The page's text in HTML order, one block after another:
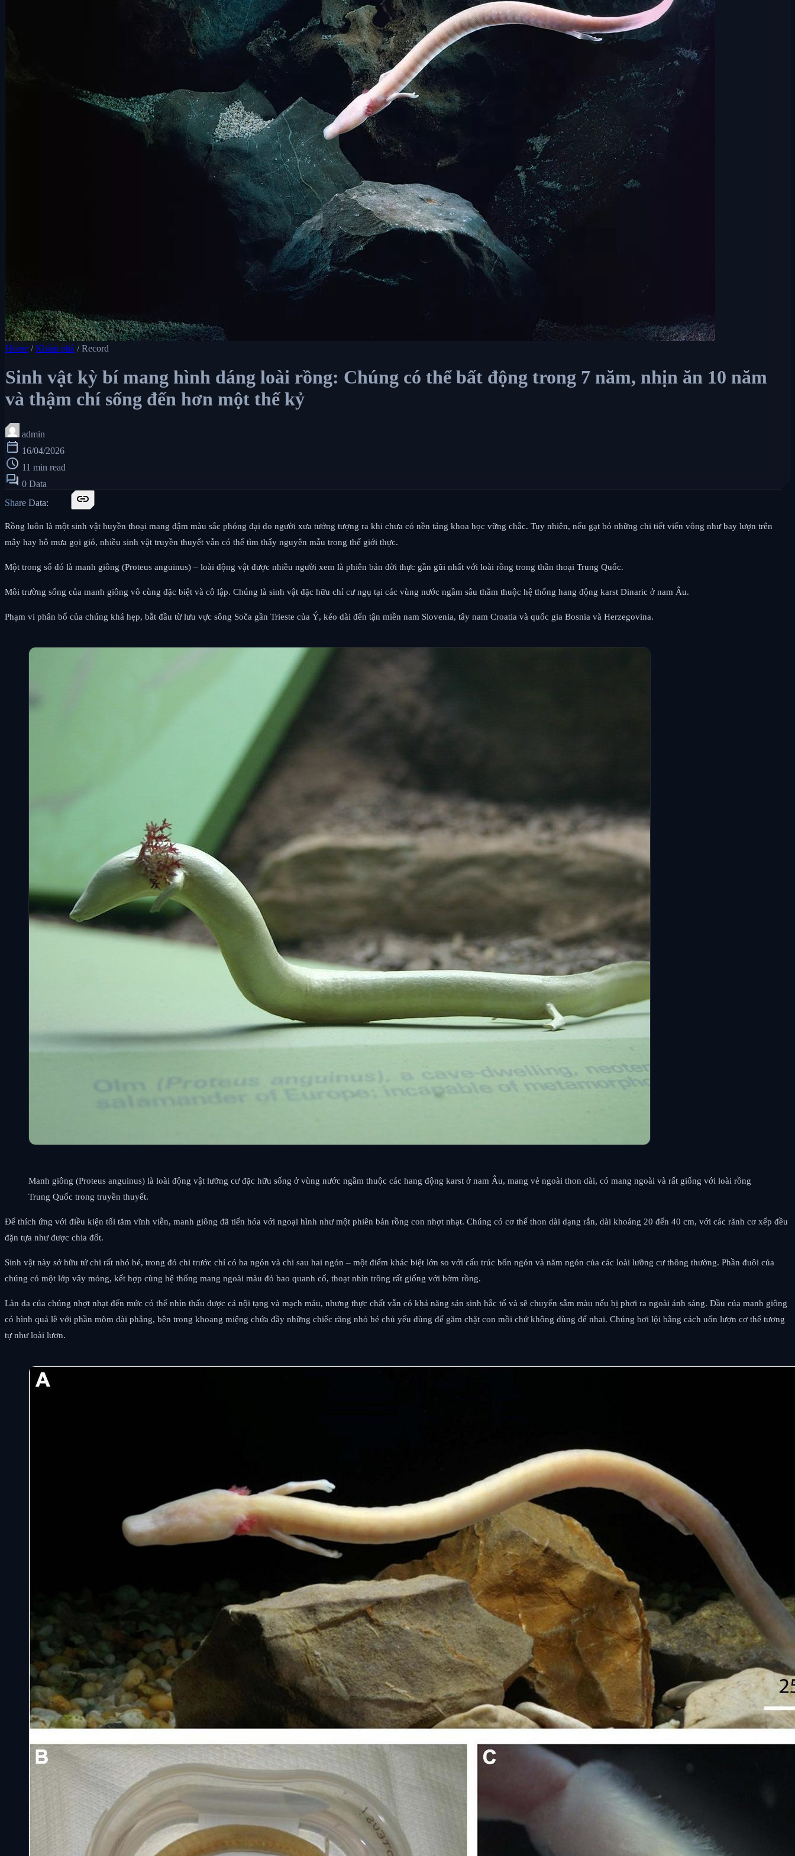
Home / Khám phá / Record
Sinh vật kỳ bí mang hình dáng loài rồng: Chúng có thể bất động trong 7 năm, nhịn ăn 10 năm
và thậm chí sống đến hơn một thế kỷ
admin
calendar_today 16/04/2026
schedule 11 min read
forum 0 Data
Share Data:
link
Rồng luôn là một sinh vật huyền thoại mang đậm màu sắc phóng đại do người xưa tưởng tượng ra khi chưa có nền tảng khoa học vững chắc. Tuy nhiên, nếu gạt bỏ những chi tiết viển vông như bay lượn trên
mây hay hô mưa gọi gió, nhiều sinh vật truyền thuyết vẫn có thể tìm thấy nguyên mẫu trong thế giới thực.
Một trong số đó là manh giông (Proteus anguinus) – loài động vật được nhiều người xem là phiên bản đời thực gần gũi nhất với loài rồng trong thần thoại Trung Quốc.
Môi trường sống của manh giông vô cùng đặc biệt và cô lập. Chúng là sinh vật đặc hữu chỉ cư ngụ tại các vùng nước ngầm sâu thẳm thuộc hệ thống hang động karst Dinaric ở nam Âu.
Phạm vi phân bố của chúng khá hẹp, bắt đầu từ lưu vực sông Soča gần Trieste của Ý, kéo dài đến tận miền nam Slovenia, tây nam Croatia và quốc gia Bosnia và Herzegovina.
Manh giông (Proteus anguinus) là loài động vật lưỡng cư đặc hữu sống ở vùng nước ngầm thuộc các hang động karst ở nam Âu, mang vẻ ngoài thon dài, có mang ngoài và rất giống với loài rồng
Trung Quốc trong truyền thuyết.
Để thích ứng với điều kiện tối tăm vĩnh viễn, manh giông đã tiến hóa với ngoại hình như một phiên bản rồng con nhợt nhạt. Chúng có cơ thể thon dài dạng rắn, dài khoảng 20 đến 40 cm, với các rãnh cơ xếp đều
đặn tựa như được chia đốt.
Sinh vật này sở hữu tứ chi rất nhỏ bé, trong đó chi trước chỉ có ba ngón và chi sau hai ngón – một điểm khác biệt lớn so với cấu trúc bốn ngón và năm ngón của các loài lưỡng cư thông thường. Phần đuôi của
chúng có một lớp vây mỏng, kết hợp cùng hệ thống mang ngoài màu đỏ bao quanh cổ, thoạt nhìn trông rất giống với bờm rồng.
Làn da của chúng nhợt nhạt đến mức có thể nhìn thấu được cả nội tạng và mạch máu, nhưng thực chất vẫn có khả năng sản sinh hắc tố và sẽ chuyển sẫm màu nếu bị phơi ra ngoài ánh sáng. Đầu của manh giông
có hình quả lê với phần mõm dài phẳng, bên trong khoang miệng chứa đầy những chiếc răng nhỏ bé chủ yếu dùng để găm chặt con mồi chứ không dùng để nhai. Chúng bơi lội bằng cách uốn lượn cơ thể tương
tự như loài lươn.